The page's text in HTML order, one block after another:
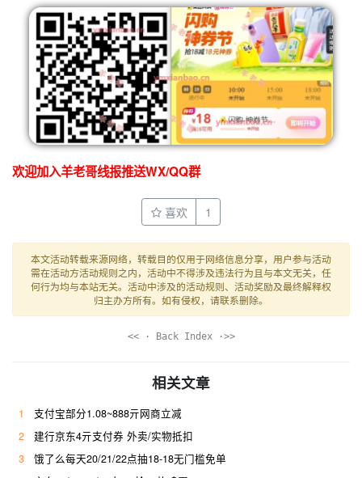
欢迎加入羊老哥线报推送WX/QQ群
喜欢 1
本文活动转载来源网络，转载目的仅用于网络信息分享，用户参与活动
需在活动方活动规则之内，活动中不得涉及违法行为且与本文无关，任
何行为均与本站无关。活动中涉及的活动规则、活动奖励及最终解释权
归主办方所有。如有侵权，请联系删除。
<< · Back Index ·>>
相关文章
1
支付宝部分1.08~888亓网商立减
2
建行京东4亓支付券 外卖/实物抵扣
3
饿了么每天20/21/22点抽18-18无门槛免单